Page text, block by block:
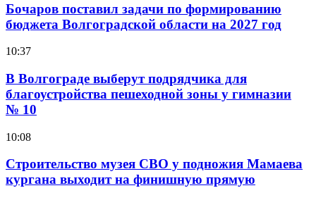
Бочаров поставил задачи по формированию
бюджета Волгоградской области на 2027 год
10:37
В Волгограде выберут подрядчика для
благоустройства пешеходной зоны у гимназии
№ 10
10:08
Строительство музея СВО у подножия Мамаева
кургана выходит на финишную прямую